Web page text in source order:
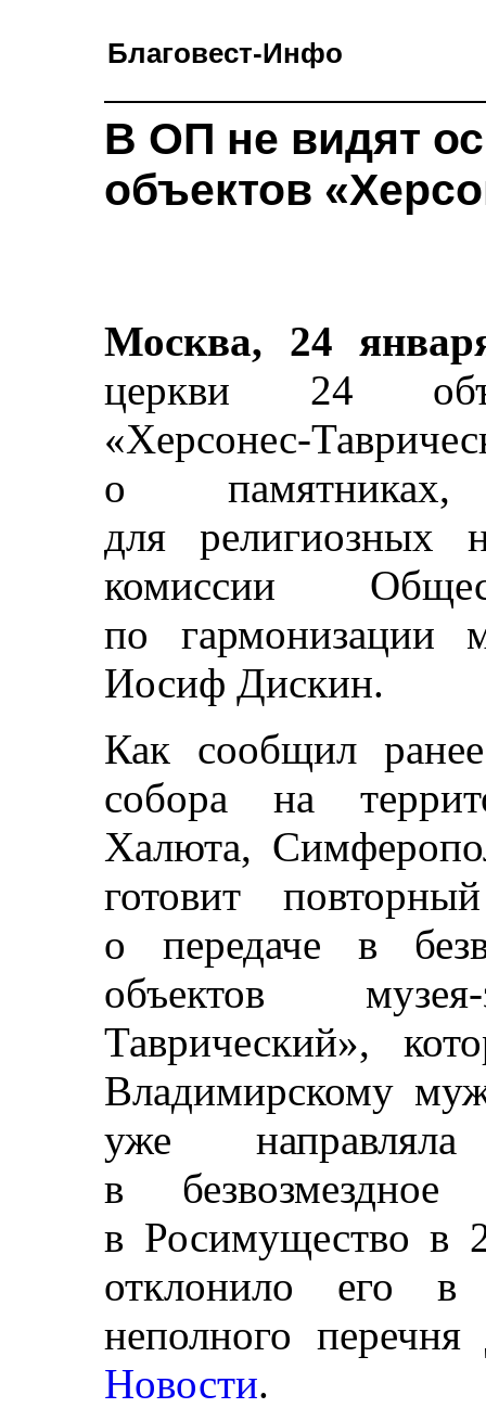
Благовест-Инфо
В ОП не видят
объектов
Москва, 24
церкви 24
«Херсонес-
о памятниках,
для религиозных
комиссии
по гармонизации
Иосиф Дискин.
Как сообщил ранее
собора на
Халюта,
готовит
о передаче в
объектов музея-
Таврический»,
Владимирскому
уже
в безвозмездное
в Росимущество в
отклонило его в
неполного
Новости.